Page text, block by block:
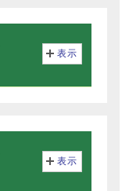
表示
表示